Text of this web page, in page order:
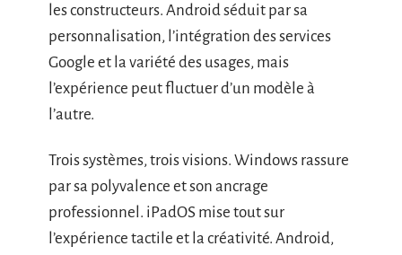
les constructeurs. Android séduit par sa
personnalisation, l’intégration des services
Google et la variété des usages, mais
l’expérience peut fluctuer d’un modèle à
l’autre.
Trois systèmes, trois visions. Windows rassure
par sa polyvalence et son ancrage
professionnel. iPadOS mise tout sur
l’expérience tactile et la créativité. Android,